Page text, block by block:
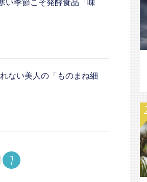
い季節こそ発酵食品「味
ない美人の「ものまね細
7